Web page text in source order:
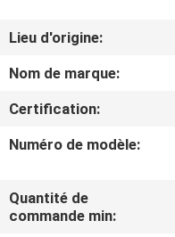
À
PROPOS
NOUS
DE
Lieu d'origine:
Nom de marque:
Certification:
Numéro de modèle:
Quantité de
commande min: